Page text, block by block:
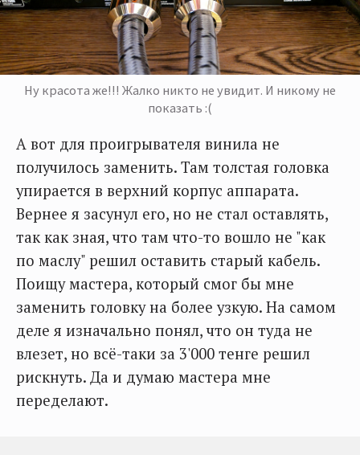
Ну красота же!!! Жалко никто не увидит. И никому не
показать :(
А вот для проигрывателя винила не
получилось заменить. Там толстая головка
упирается в верхний корпус аппарата.
Вернее я засунул его, но не стал оставлять,
так как зная, что там что-то вошло не "как
по маслу" решил оставить старый кабель.
Поищу мастера, который смог бы мне
заменить головку на более узкую. На самом
деле я изначально понял, что он туда не
влезет, но всё-таки за 3'000 тенге решил
рискнуть. Да и думаю мастера мне
переделают.